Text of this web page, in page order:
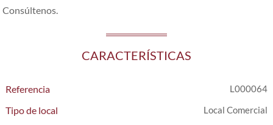
Consúltenos.
CARACTERÍSTICAS
Referencia L000064
Tipo de local Local Comercial